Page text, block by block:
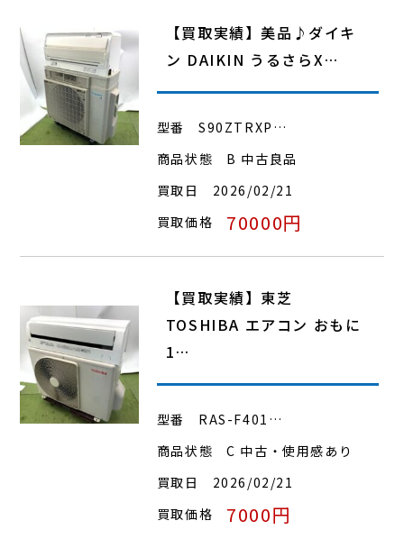
【買取実績】美品♪ダイキ
ン DAIKIN うるさらX…
型番
S90ZTRXP…
商品状態
B 中古良品
買取日
2026/02/21
買取価格
70000円
【買取実績】東芝
TOSHIBA エアコン おもに
1…
型番
RAS-F401…
商品状態
C 中古・使用感あり
買取日
2026/02/21
買取価格
7000円